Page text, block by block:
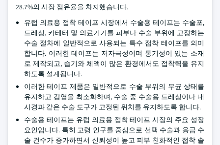
28.7%의 시장 점유율을 차지했습니다.
유럽 의료용 접착 테이프 시장에서 수술용 테이프는 수술포,
드레싱, 카테터 및 의료기기를 피부나 수술 부위에 고정하는
수술 절차에 일반적으로 사용되는 특수 접착 테이프를 의미
합니다. 이러한 테이프는 저자극성이며 통기성이 있는 소재
로 제작되고, 습기와 체액이 많은 환경에서도 접착력을 유지
하도록 설계됩니다.
이러한 테이프 제품은 일반적으로 수술 부위의 무균 상태를
유지하고 감염을 최소화하며, 수술 중 수술용 드레싱이나 내
시경과 같은 수술 도구가 고정된 위치를 유지하도록 합니다.
수술용 테이프는 유럽 의료용 접착 테이프 시장의 주요 성장
요인입니다. 특히 고령 인구를 중심으로 선택 수술과 응급 수
술 건수가 증가하면서 신뢰성이 높고 피부 친화적인 접착 솔